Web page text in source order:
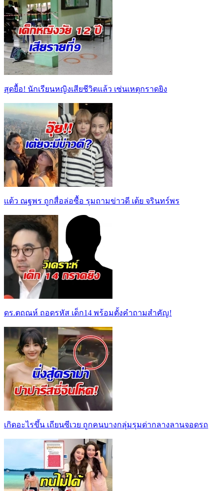
สุดยื้อ! นักเรียนหญิงเสียชีวิตแล้ว เซ่นเหตุกราดยิง
เเต้ว ณฐพร ถูกสื่อล่อซื้อ รุมถามข่าวดี เต้ย จรินทร์พร
ดร.ตฤณห์ ถอดรหัส เด็ก14 พร้อมตั้งคำถามสำคัญ!
เกิดอะไรขึ้น เถียนซีเวย ถูกคนบางกลุ่มรุมด่ากลางลานจอดรถ